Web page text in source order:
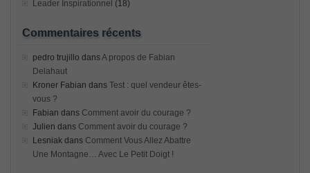
Leader Inspirationnel (18)
Commentaires récents
pedro trujillo dansA propos de Fabian
Delahaut
Kroner Fabian dans Test : quel vendeur êtes-
vous ?
Fabian dans Comment avoir du courage ?
Julien dans Comment avoir du courage ?
Lesniak dans Comment Vous Allez Abattre
Une Montagne… Avec Le Petit Doigt !